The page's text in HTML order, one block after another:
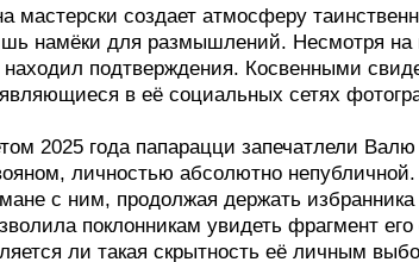
мастерски создает атмосферу
намёки для размышлений. Несмотря на
находил подтверждения. Косвенными
в её социальных сетях
2025 года папарацци запечатлели
личностью абсолютно
с ним, продолжая держать
поклонникам увидеть фрагмент
ли такая скрытность её личным